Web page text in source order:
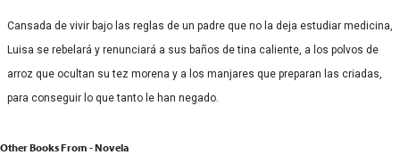
Cansada de vivir bajo las reglas de un padre que no la deja estudiar medicina,
Luisa se rebelará y renunciará a sus baños de tina caliente, a los polvos de
arroz que ocultan su tez morena y a los manjares que preparan las criadas,
para conseguir lo que tanto le han negado.
Other Books From - Novela